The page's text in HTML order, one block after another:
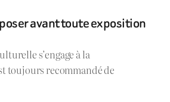
avant toute exposition
s’engage à la
toujours recommandé de